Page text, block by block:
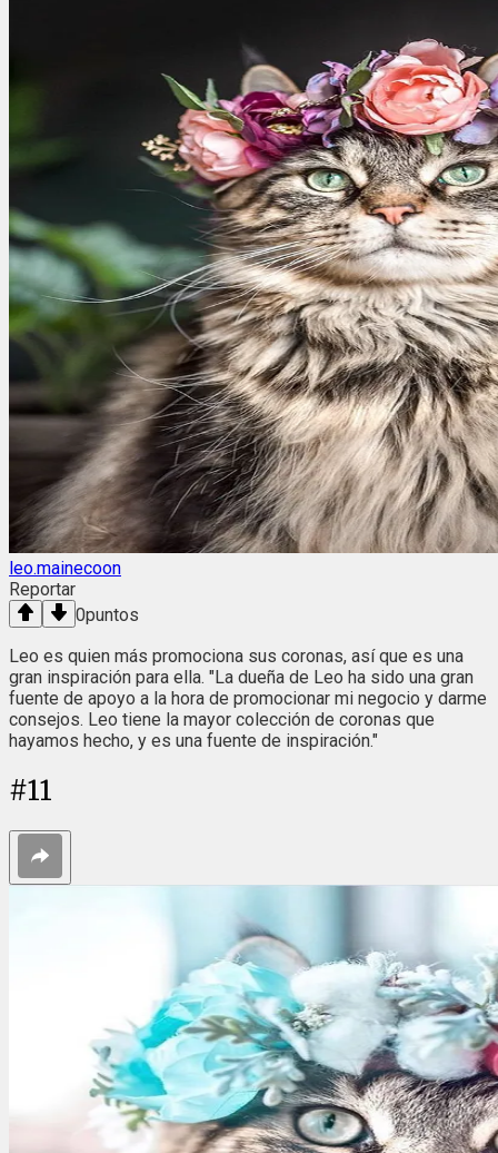
leo.mainecoon
Reportar
0puntos
Leo es quien más promociona sus coronas, así que es una
gran inspiración para ella. "La dueña de Leo ha sido una gran
fuente de apoyo a la hora de promocionar mi negocio y darme
consejos. Leo tiene la mayor colección de coronas que
hayamos hecho, y es una fuente de inspiración."
#11